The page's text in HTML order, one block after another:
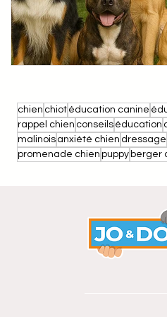
chien chiot éducation canine
rappel chien conseils éducation
malinois anxiété chien dressage
promenade chien puppy berger